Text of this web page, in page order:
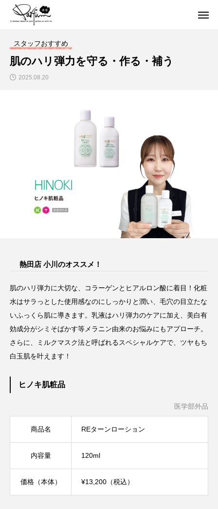
スタッフおすすめ
肌のハリ弾力を守る・作る・補う
2025.08.20
熱田店 小川のオススメ！
肌のハリ弾力に大切な、コラーゲンとヒアルロン酸に着目！化粧
水はサラっとした使用感なのにしっかりと潤い、毛穴の目立たな
いふっくら肌に導きます。乳液はハリ弾力のケアに加え、美白有
効成分がシミそばかす等メラニン由来のお悩みにもアプローチ。
さらに、ミルクマスク法と呼ばれるスペシャルケアで、ツヤもち
白玉肌を叶えます！
ヒノキ肌粧品
医学部外品
商品名 REターンローション
内容量 120ml
価格（本体） ¥13,200（税込）